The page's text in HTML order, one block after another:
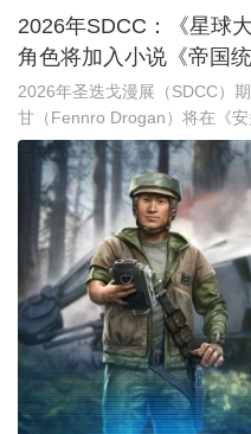
2026年SDCC：《星球
角色将加入小说《帝国
2026年圣迭戈漫展（SDCC）
甘（Fennro Drogan）将在《安